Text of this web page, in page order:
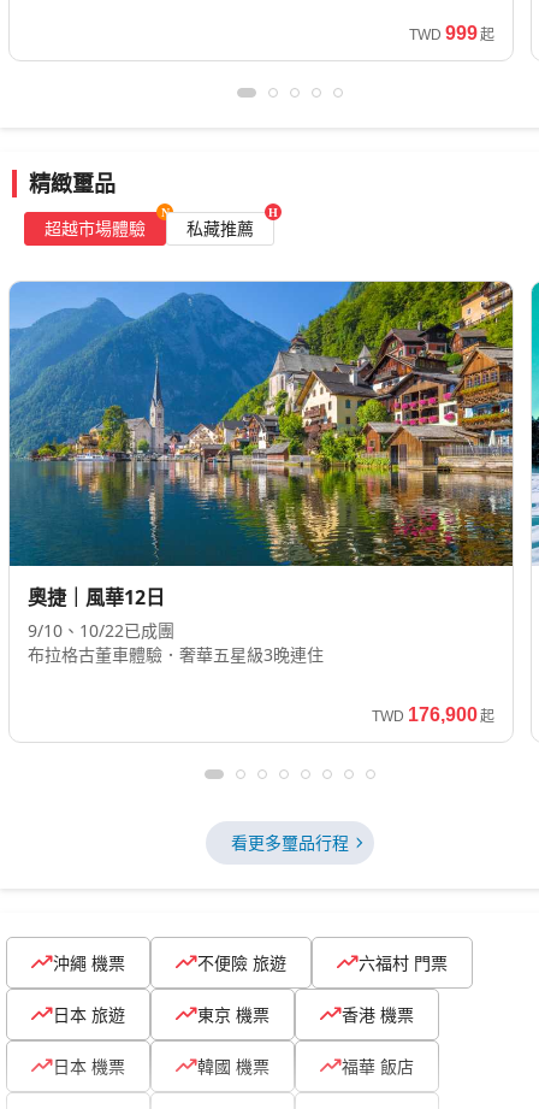
TWD 999起
精緻璽品
超越市場體驗 私藏推薦
奧捷｜風華12日
9/10、10/22已成團
布拉格古董車體驗．奢華五星級3晚連住
TWD 176,900起
看更多璽品行程
沖繩 機票 不便險 旅遊 六福村 門票
日本 旅遊 東京 機票 香港 機票
日本 機票 韓國 機票 福華 飯店
旭
熊
｜
雅
車、
吊
橋、
絕
大
纜
車
｜
玩
樂
囊
川
洞、
紅
塔
｜
高
雄
出
發
上
浸
藝
術
住
五
星
萬
豪
陽
河
內
吉
｜
早
鳥
享
優
惠
怡
｜
保
證
星
諾
富
特
｜
新
加
坡、
城
｜
全
覽
檳
城
大
覽
｜
斯
哥
爾
摩
進/
哥
本
哈
根
出
熊
溫
泉
州
全
覽
花
食
鴕
無
物
佛
火
山
賞
日
出、
海
神
廟
｜
含
稅
飛、
氣
旅
展
折
3,000
阿
北
頓、
科
索
｜
冬
季
版
館、
敦
塔
莊
園
飯
湖
洞
｜
幻
交
響
曲
10
六
湖、
雷
德
｜
四
晚
五
星